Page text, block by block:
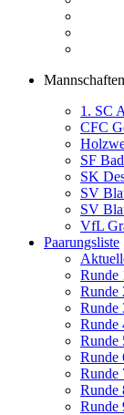
Mannschaften
1. SC
CFC
SF
SK
SV
SV
VfL
Paarungsliste
Runde
Runde
Runde
Runde
Runde
Runde
Runde
Runde
Runde